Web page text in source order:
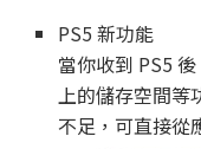
PS5 新功能
當你收到 PS5
上的儲存空間等
不足，可直接從